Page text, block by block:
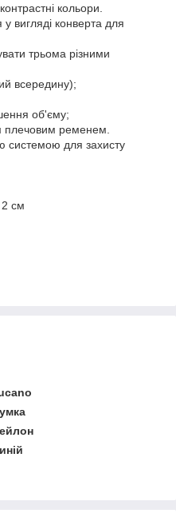
кольори.
вигляді конверта для
трьома різними
всередину);
об'єму;
плечовим ременем.
системою для захисту
2 см